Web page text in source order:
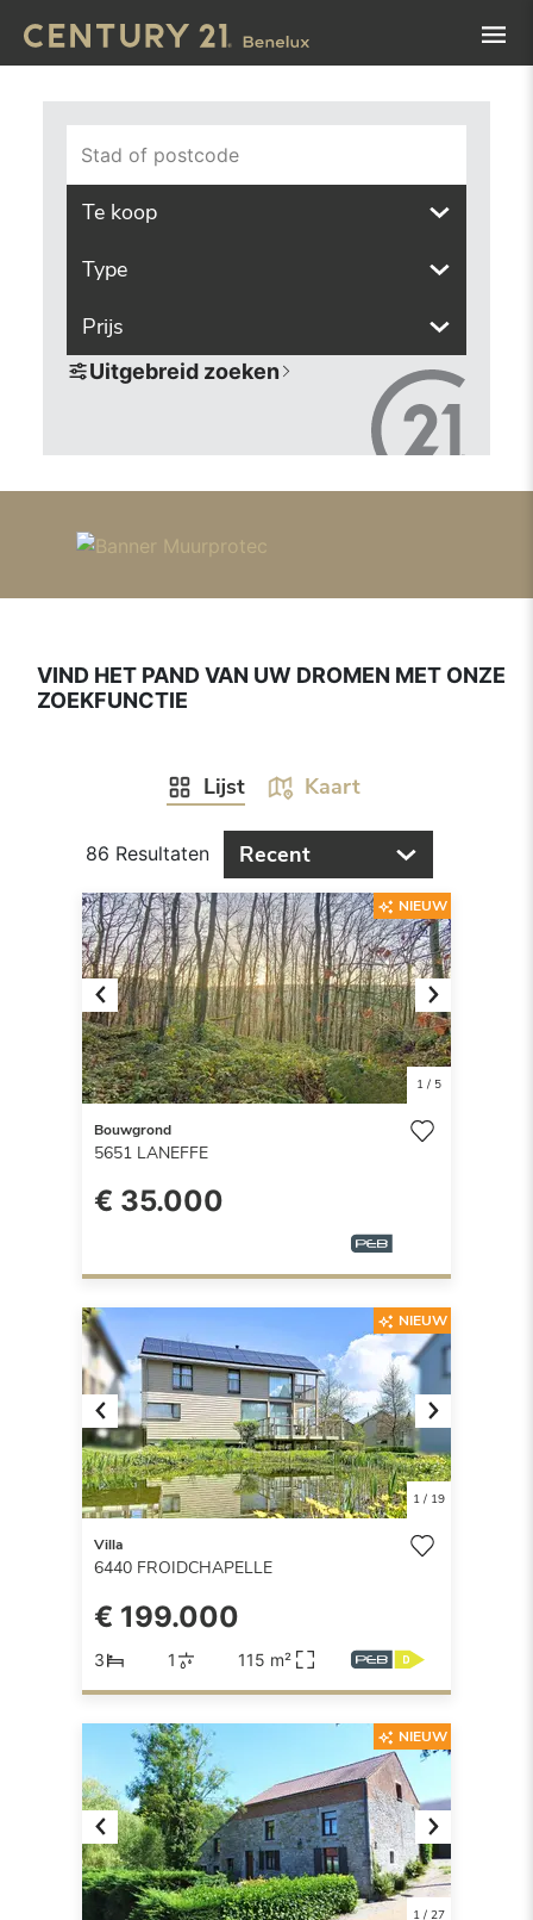
Stad of postcode
Te koop
Type
Prijs
Uitgebreid zoeken
VIND HET PAND VAN UW DROMEN MET ONZE
ZOEKFUNCTIE
Lijst Kaart
86 Resultaten Recent
Previous Next
1/ 5
NIEUW
Bouwgrond
5651 LANEFFE
€ 35.000
Previous Next
1/ 19
NIEUW
Villa
6440 FROIDCHAPELLE
€ 199.000
3 1 115 m²
Previous Next
1/ 27
NIEUW